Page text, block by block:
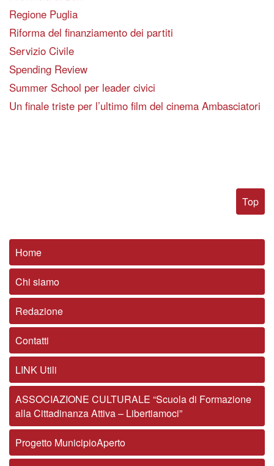
Regione Puglia
Riforma del finanziamento dei partiti
Servizio Civile
Spending Review
Summer School per leader civici
Un finale triste per l’ultimo film del cinema Ambasciatori
Top
Home
Chi siamo
Redazione
Contatti
LINK Utili
ASSOCIAZIONE CULTURALE “Scuola di Formazione
alla Cittadinanza Attiva – Libertiamoci”
Progetto MunicipioAperto